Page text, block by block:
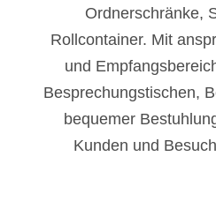
Ordnerschränke,
Rollcontainer. Mit
und
Besprechungstischen,
bequemer
Kunden und